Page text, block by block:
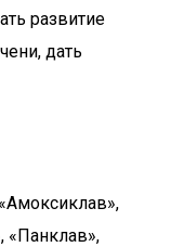
развитие
дать
«Панклав»,